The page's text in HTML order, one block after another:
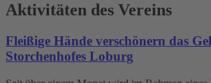
Aktivitäten des Vereins
Fleißige Hände verschönern das
Storchenhofes Loburg